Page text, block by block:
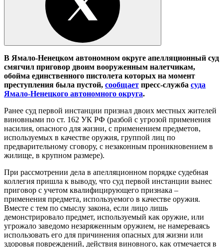
В Ямало-Ненецком автономном округе апелляционный суд
смягчил приговор двоим вооруженным налетчикам,
обойма единственного пистолета которых на момент
преступления была пустой, сообщает пресс-служба суда
Ямало-Ненецкого автономного округа.
Ранее суд первой инстанции признал двоих местных жителей
виновными по ст. 162 УК РФ (разбой с угрозой применения
насилия, опасного для жизни, с применением предметов,
используемых в качестве оружия, группой лиц по
предварительному сговору, с незаконным проникновением в
жилище, в крупном размере).
При рассмотрении дела в апелляционном порядке судебная
коллегия пришла к выводу, что суд первой инстанции вынес
приговор с учетом квалифицирующего признака –
применения предмета, используемого в качестве оружия.
Вместе с тем по смыслу закона, если лицо лишь
демонстрировало предмет, используемый как оружие, или
угрожало заведомо незаряженным оружием, не намереваясь
использовать его для причинения опасных для жизни или
здоровья повреждений, действия виновного, как отмечается в